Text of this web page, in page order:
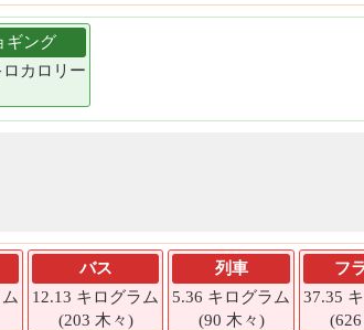
ギング
カロリー
バス
12.13 キログラム
(203 木々)
列車
5.36 キログラム
(90 木々)
フ
37.35